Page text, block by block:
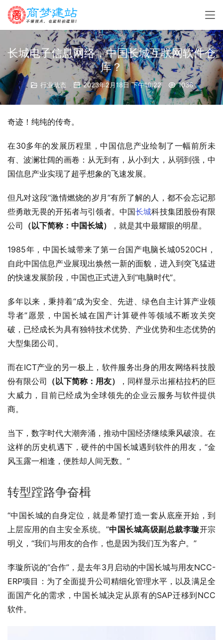
长城电子信息网络，中国长城互联网软件仓
库？
行业动态 2023年2月18日 下午10:22 1036
奇迹！纯纯的传奇。
在30多年的发展历程里，中国信息产业绘制了一幅前所未
有、波澜壮阔的画卷：从无到有，从小到大，从弱到强，中
国信息产业实现了超乎想象的飞速发展。
但凡对这段“激情燃烧的岁月”有所了解的人，都不会忘记那
些勇敢无畏的开拓者与引领者。中国长城科技集团股份有限
公司 （以下简称：中国长城） ，就是其中最耀眼的明星。
1985年，中国长城带来了第一台国产电脑长城0520CH，
自此中国信息产业展现出焕然一新的面貌，进入到突飞猛进
的快速发展阶段，中国也正式进入到“电脑时代”。
多年以来，秉持着“成为安全、先进、绿色自主计算产业领
导者”愿景，中国长城在国产计算硬件等领域不断攻关突
破，已经成长为具有独特技术优势、产业优势和生态优势的
大型集团公司。
而在ICT产业的另一极上，软件服务出身的用友网络科技股
份有限公司 （以下简称：用友）
，同样显示出摧枯拉朽的巨
大威力，目前已经成为全球领先的企业云服务与软件提供
商。
当下，数字时代大潮奔涌，推动中国经济继续乘风破浪。在
这样的历史机遇下，硬件的中国长城遇到软件的用友，“金
风玉露一相逢，便胜却人间无数。”
转型蹚路争奋楫
“中国长城的自身定位，就是希望打造一套从底座开始，到
上层应用的自主安全系统。”中国长城高级副总裁李璇开宗
明义，“我们与用友的合作，也是因为我们互为客户。”
李璇所说的“合作”，是去年3月启动的中国长城与用友NCC-
ERP项目：为了全面提升公司精细化管理水平，以及满足全
面国产化的需求，中国长城决定从原有的SAP迁移到NCC
软件。